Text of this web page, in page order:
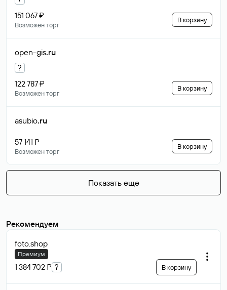
151 067 ₽
Возможен торг
В корзину
open-gis.ru
?
122 787 ₽
Возможен торг
В корзину
asubio.ru
57 141 ₽
Возможен торг
В корзину
Показать еще
Рекомендуем
foto.shop
Премиум
1 384 702 ₽ ? В корзину